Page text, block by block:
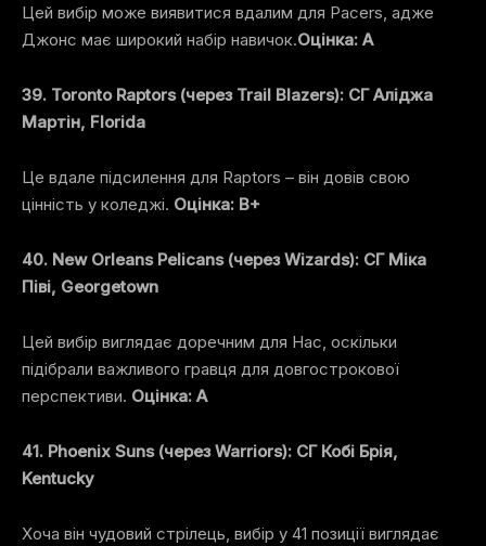
Цей вибір може виявитися вдалим для Pacers, адже
Джонс має широкий набір навичок.Оцінка: A
39. Toronto Raptors (через Trail Blazers): СГ Аліджа
Мартін, Florida
Це вдале підсилення для Raptors – він довів свою
цінність у коледжі. Оцінка: B+
40. New Orleans Pelicans (через Wizards): СГ Міка
Піві, Georgetown
Цей вибір виглядає доречним для Нас, оскільки
підібрали важливого гравця для довгострокової
перспективи. Оцінка: A
41. Phoenix Suns (через Warriors): СГ Кобі Брія,
Kentucky
Хоча він чудовий стрілець, вибір у 41 позиції виглядає